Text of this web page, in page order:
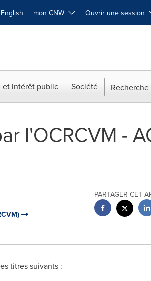
English mon CNW Ouvrir une session
et intérêt public Société
l'OCRCVM -
PARTAGER CET
titres suivants :